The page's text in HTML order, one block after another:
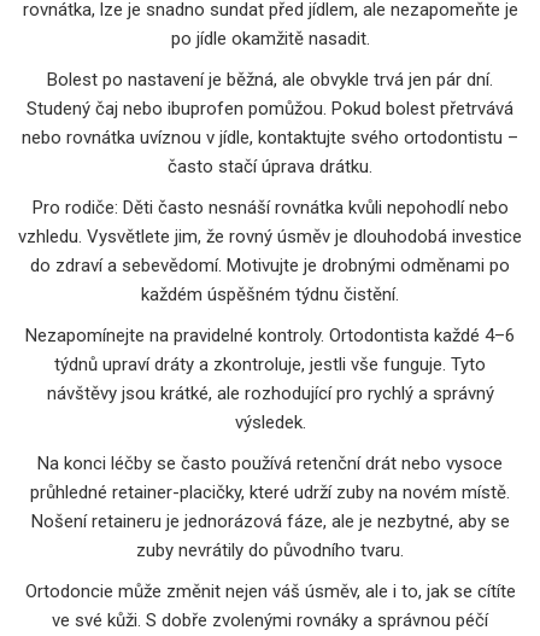
rovnátka, lze je snadno sundat před jídlem, ale nezapomeňte je
po jídle okamžitě nasadit.
Bolest po nastavení je běžná, ale obvykle trvá jen pár dní.
Studený čaj nebo ibuprofen pomůžou. Pokud bolest přetrvává
nebo rovnátka uvíznou v jídle, kontaktujte svého ortodontistu –
často stačí úprava drátku.
Pro rodiče: Děti často nesnáší rovnátka kvůli nepohodlí nebo
vzhledu. Vysvětlete jim, že rovný úsměv je dlouhodobá investice
do zdraví a sebevědomí. Motivujte je drobnými odměnami po
každém úspěšném týdnu čistění.
Nezapomínejte na pravidelné kontroly. Ortodontista každé 4–6
týdnů upraví dráty a zkontroluje, jestli vše funguje. Tyto
návštěvy jsou krátké, ale rozhodující pro rychlý a správný
výsledek.
Na konci léčby se často používá retenční drát nebo vysoce
průhledné retainer-placičky, které udrží zuby na novém místě.
Nošení retaineru je jednorázová fáze, ale je nezbytné, aby se
zuby nevrátily do původního tvaru.
Ortodoncie může změnit nejen váš úsměv, ale i to, jak se cítíte
ve své kůži. S dobře zvolenými rovnáky a správnou péčí